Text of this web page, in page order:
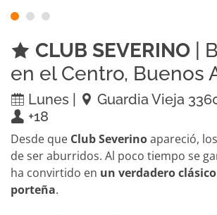
CLUB SEVERINO |
en el Centro, Buenos
Lunes |
Guardia Vieja
+18
Desde que Club Severinoapareció,
de ser aburridos. Al poco tiempo se
ha convirtido en un verdadero
porteña.